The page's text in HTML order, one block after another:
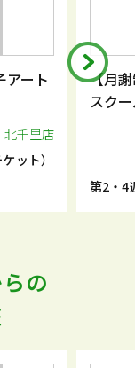
【月謝制】学
スクール(年中
第2・4週（月）
の